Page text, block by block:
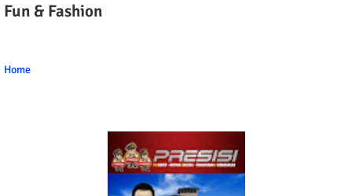
Fun & Fashion
Home